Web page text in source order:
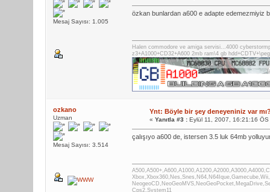
Mesaj Sayısı: 1.005
özkan bunlardan a600 e adapte edemezmiyiz
Halen commodore ve amiga servisi...4000
z3+A1000+CD32+A600 2mb ram\4 gb
ozkano
Uzman
Mesaj Sayısı: 3.514
Ynt: Böyle bir şey deneyeniniz var
« Yanıtla #3 :Eylül 11, 2007, 16:21:16 ÖS
çalışıyo a600 de, istersen 3.5 luk 64mb
Cps2,System11